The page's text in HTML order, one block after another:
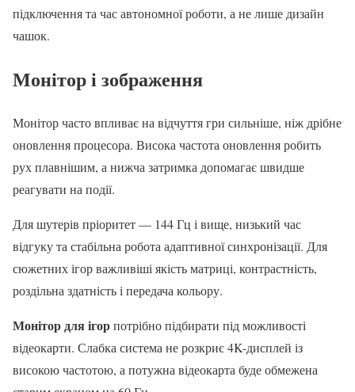
підключення та час автономної роботи, а не лише дизайн
чашок.
Монітор і зображення
Монітор часто впливає на відчуття гри сильніше, ніж дрібне
оновлення процесора. Висока частота оновлення робить
рух плавнішим, а нижча затримка допомагає швидше
реагувати на події.
Для шутерів пріоритет — 144 Гц і вище, низький час
відгуку та стабільна робота адаптивної синхронізації. Для
сюжетних ігор важливіші якість матриці, контрастність,
роздільна здатність і передача кольору.
Монітор для ігорпотрібно підбирати під можливості
відеокарти. Слабка система не розкриє 4K-дисплей із
високою частотою, а потужна відеокарта буде обмежена